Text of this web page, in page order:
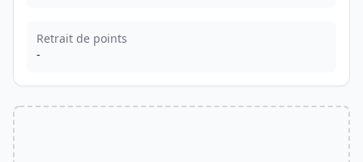
Retrait de points
-